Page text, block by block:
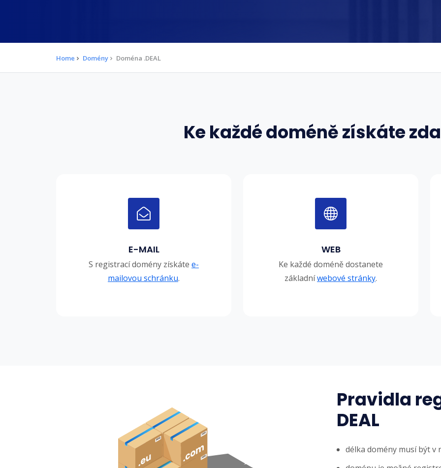
Home Domény Doména .DEAL
Ke každé doméně získáte
E-MAIL
S registrací domény získáte e-
mailovou schránku.
WEB
Ke každé doméně dostanete
základníwebové stránky.
Pravidla
DEAL
délka domény musí být v